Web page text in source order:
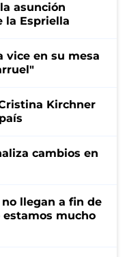
asunción
la Espriella
vice en su mesa
Kirchner
cambios en
llegan a fin de
estamos mucho